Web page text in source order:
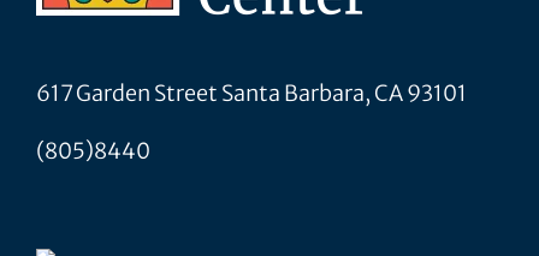
617 Garden Street Santa Barbara, CA 93101
(805)8440